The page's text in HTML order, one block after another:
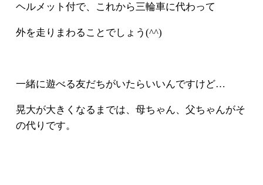
ヘルメット付で、これから三輪車に代わって
外を走りまわることでしょう(^^)
一緒に遊べる友だちがいたらいいんですけど…
晃大が大きくなるまでは、母ちゃん、父ちゃんがそ
の代りです。